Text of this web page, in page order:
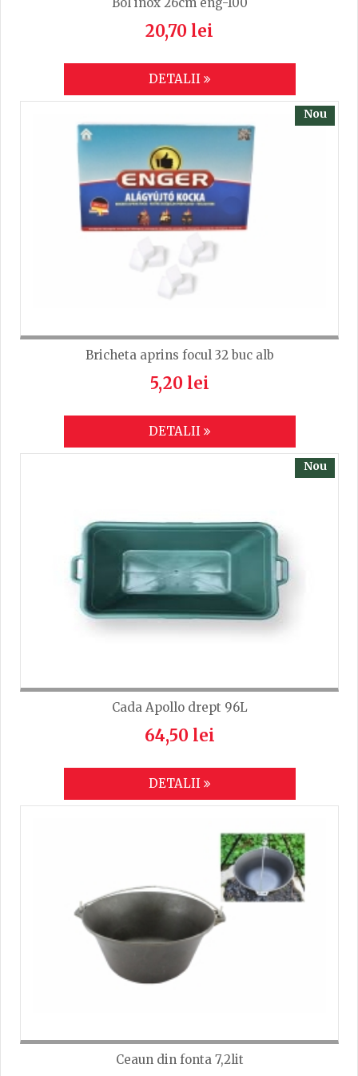
20,70 lei
DETALII
Nou
Bricheta aprins focul 32 buc alb
5,20 lei
DETALII
Nou
Cada Apollo drept 96L
64,50 lei
DETALII
Ceaun din fonta 7,2lit